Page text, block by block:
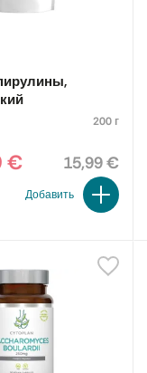
200 г
€ 15,99 €
Добавить